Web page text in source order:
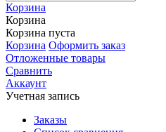
Корзина
Корзина
Корзина пуста
Корзина Оформить заказ
Отложенные товары
Сравнить
Аккаунт
Учетная запись
Заказы